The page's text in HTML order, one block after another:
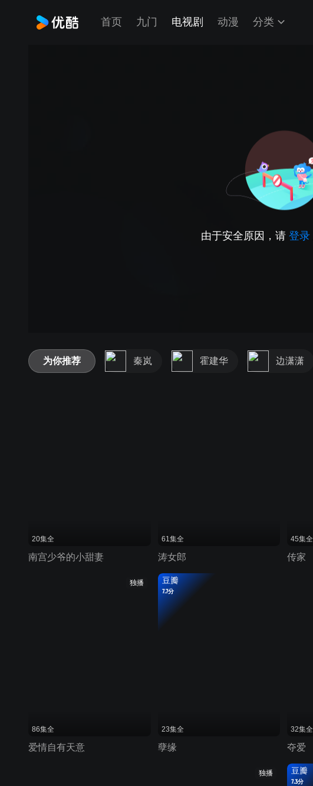
首页 九门 电视剧 动漫 分类
由于安全原因，请 登录
为你推荐 秦岚 霍建华 边潇潇
20集全
南宫少爷的小甜妻
61集全
涛女郎
45集全
传家
独播
86集全
爱情自有天意
豆瓣
7.7分
23集全
孽缘
32集全
夺爱
独播 豆瓣
7.3分